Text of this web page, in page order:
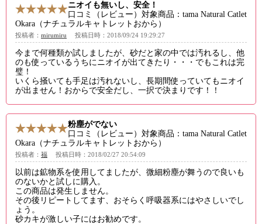
ニオイも無いし、安全！
口コミ（レビュー）対象商品：tama Natural Catlet
Okara（ナチュラルキャトレットおから）
投稿者： mirumiru 投稿日時：2018/09/24 19:29:27
今まで何種類か試しましたが、砂だと家の中では汚れるし、他
のも使っているうちにニオイが出てきたり・・・でもこれは完
璧！
いくら掻いても手足は汚れないし、長期間使っていてもニオイ
が出ません！おからで安全だし、一択で決まりです！！
粉塵がでない
口コミ（レビュー）対象商品：tama Natural Catlet
Okara（ナチュラルキャトレットおから）
投稿者： 福 投稿日時：2018/02/27 20:54:09
以前は鉱物系を使用してましたが、微細粉塵が舞うので良いも
のないかと試しに購入。
この商品は発生しません。
その後リピートしてます、おそらく呼吸器系にはやさしいでし
ょう。
砂カキが激しい子にはお勧めです。